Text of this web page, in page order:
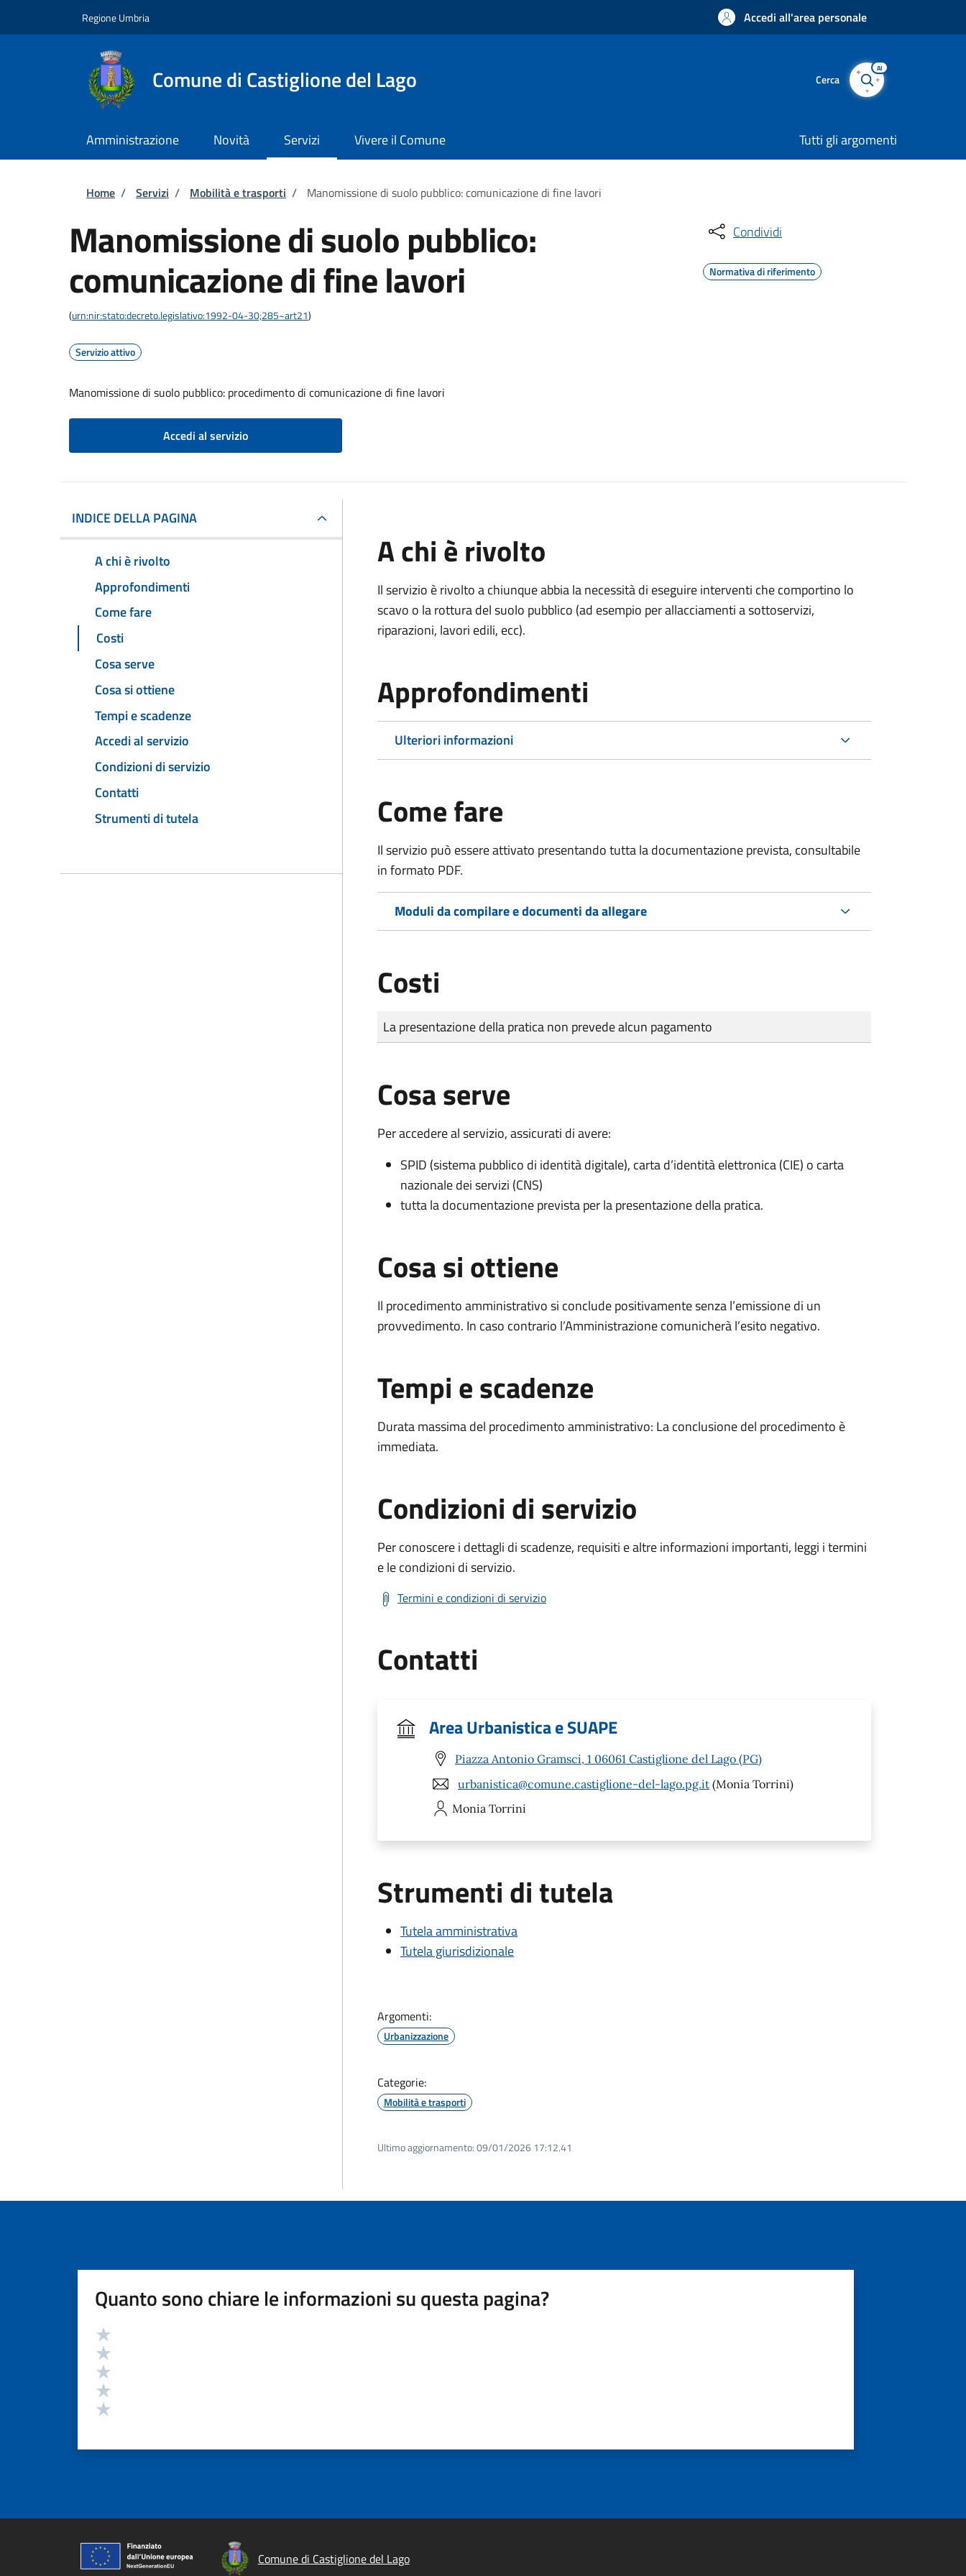
Regione Umbria Accedi all'area personale
Comune di Castiglione del Lago Cerca
AI
Amministrazione Novità Servizi Vivere il Comune Tutti gli argomenti
Briciole di pane
Home / Servizi / Mobilità e trasporti / Manomissione di suolo pubblico: comunicazione di fine lavori
Manomissione di suolo pubblico:
comunicazione di fine lavori
(urn:nir:stato:decreto.legislativo:1992-04-30;285~art21)
Servizio attivo
Manomissione di suolo pubblico: procedimento di comunicazione di fine lavori
Accedi al servizio
Condividi
Normativa di riferimento
INDICE DELLA PAGINA
A chi è rivolto
Approfondimenti
Come fare
Costi
Cosa serve
Cosa si ottiene
Tempi e scadenze
Accedi al servizio
Condizioni di servizio
Contatti
Strumenti di tutela
A chi è rivolto
Il servizio è rivolto a chiunque abbia la necessità di eseguire interventi che comportino lo
scavo o la rottura del suolo pubblico (ad esempio per allacciamenti a sottoservizi,
riparazioni, lavori edili, ecc).
Approfondimenti
Ulteriori informazioni
Come fare
Il servizio può essere attivato presentando tutta la documentazione prevista, consultabile
in formato PDF.
Moduli da compilare e documenti da allegare
Costi
Tipo di pagamento
Importo
La presentazione della pratica non prevede alcun pagamento
Cosa serve
Per accedere al servizio, assicurati di avere:
SPID (sistema pubblico di identità digitale), carta d’identità elettronica (CIE) o carta
nazionale dei servizi (CNS)
tutta la documentazione prevista per la presentazione della pratica.
Cosa si ottiene
Il procedimento amministrativo si conclude positivamente senza l’emissione di un
provvedimento. In caso contrario l’Amministrazione comunicherà l’esito negativo.
Tempi e scadenze
Durata massima del procedimento amministrativo: La conclusione del procedimento è
immediata.
Condizioni di servizio
Per conoscere i dettagli di scadenze, requisiti e altre informazioni importanti, leggi i termini
e le condizioni di servizio.
Termini e condizioni di servizio
Contatti
Area Urbanistica e SUAPE
Piazza Antonio Gramsci, 1 06061 Castiglione del Lago (PG)
urbanistica@comune.castiglione-del-lago.pg.it (Monia Torrini)
Monia Torrini
Strumenti di tutela
Tutela amministrativa
Tutela giurisdizionale
Argomenti:
Urbanizzazione
Categorie:
Mobilità e trasporti
Ultimo aggiornamento:09/01/2026 17:12.41
Quanto sono chiare le informazioni su questa pagina?
Valutazione
Comune di Castiglione del Lago